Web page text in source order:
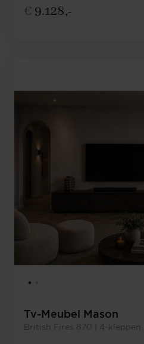
€ 9.128,-
Tv-Meubel Mason
British Fires 870 | 4-kleppen